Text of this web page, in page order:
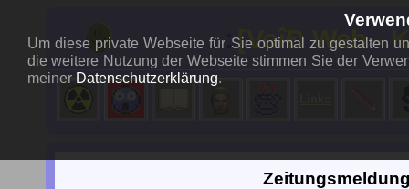
..:[VoîÐ Web -
Um diese private Webseite für Sie optimal zu gestalten
die weitere Nutzung der Webseite stimmen Sie der
meiner Datenschutzerklärung.